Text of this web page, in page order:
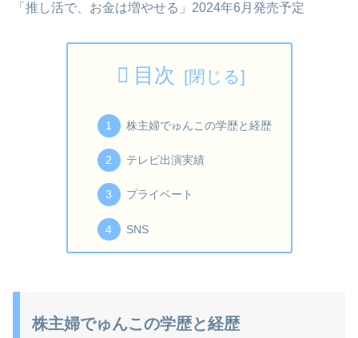
「推し活で、お金は増やせる」2024年6月発売予定
目次
株主婦でゅんこの学歴と経歴
テレビ出演実績
プライベート
SNS
株主婦でゅんこの学歴と経歴